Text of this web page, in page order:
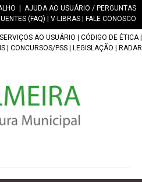
AJUDA AO USUÁRIO / PERGUNTAS
(FAQ)
V-LIBRAS FALE CONOSCO
AO USUÁRIO CÓDIGO DE ÉTICA|
CONCURSOS/PSS LEGISLAÇÃO RADAR